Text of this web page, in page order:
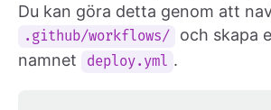
Du kan göra detta genom att
.github/workflows/
och skapa
namnet
deploy.yml .